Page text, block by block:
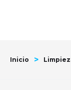
Inicio >